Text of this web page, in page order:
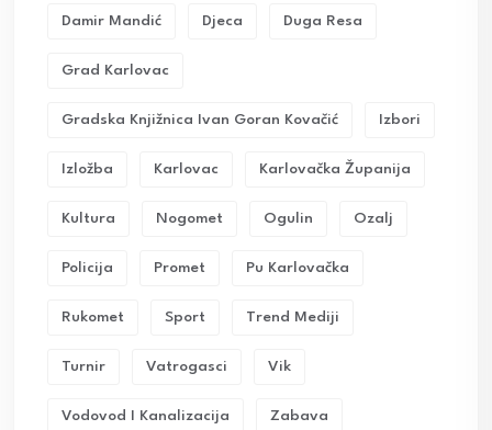
Damir Mandić Djeca Duga Resa
Grad Karlovac
Gradska Knjižnica Ivan Goran Kovačić Izbori
Izložba Karlovac Karlovačka Županija
Kultura Nogomet Ogulin Ozalj
Policija Promet Pu Karlovačka
Rukomet Sport Trend Mediji
Turnir Vatrogasci Vik
Vodovod I Kanalizacija Zabava